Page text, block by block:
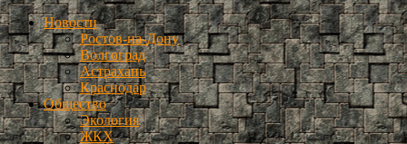
Новости
Ростов-на-Дону
Волгоград
Астрахань
Краснодар
Общество
Экология
ЖКХ